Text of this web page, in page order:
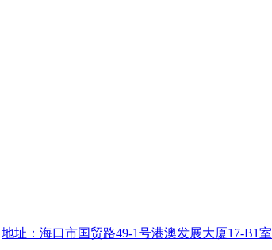
地址：海口市国贸路49-1号港澳发展大厦17-B1室